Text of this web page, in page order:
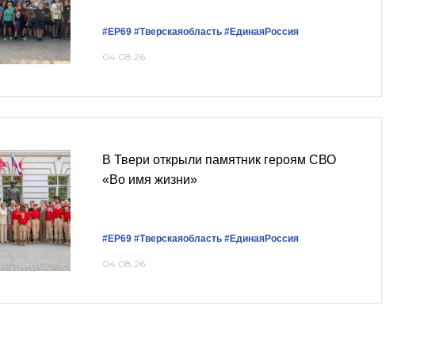
#ЕР69 #Тверскаяобласть #ЕдинаяРоссия
04.08.26
В Твери открыли памятник героям СВО
«Во имя жизни»
#ЕР69 #Тверскаяобласть #ЕдинаяРоссия
04.08.26